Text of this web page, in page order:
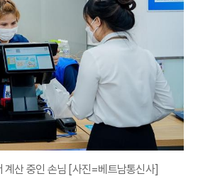
계산 중인 손님 [사진=베트남통신사]